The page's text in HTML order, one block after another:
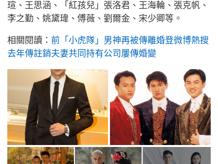
瑄、王思涵、「紅孩兒」張洛君、王海輪、張克帆、
李之勤、姚黛瑋、傅薇、劉爾金、宋少卿等。
相關閱讀： 前「小虎隊」男神再被傳離婚登微博熱搜
去年傳註銷夫妻共同持有公司屢傳婚變